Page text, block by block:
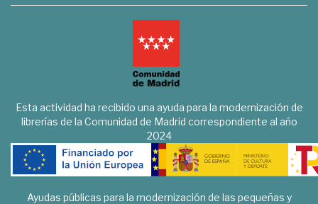
Esta actividad ha recibido una ayuda para la modernización de
librerías de la Comunidad de Madrid correspondiente al año
2024
Ayudas públicas para la modernización de las pequeñas y